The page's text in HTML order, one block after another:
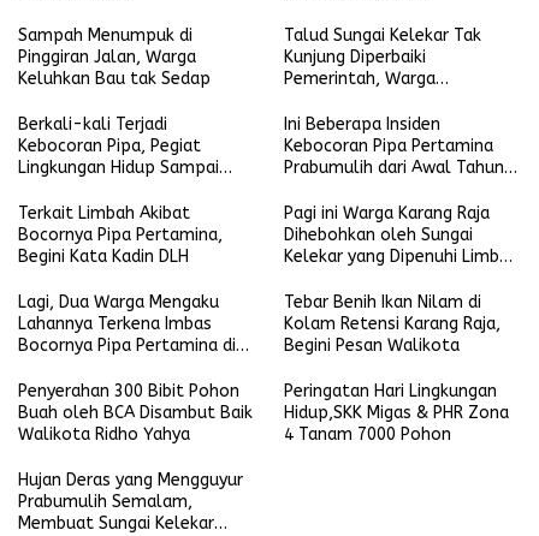
Sampah Menumpuk di
Pinggiran Jalan, Warga
Keluhkan Bau tak Sedap
Talud Sungai Kelekar Tak
Kunjung Diperbaiki
Pemerintah, Warga
Berkali-kali Terjadi
Kebocoran Pipa, Pegiat
Lingkungan Hidup Sampai
Kejadian ini
Ini Beberapa Insiden
Kebocoran Pipa Pertamina
Prabumulih dari Awal Tahun
Terkait Limbah Akibat
Bocornya Pipa Pertamina,
Begini Kata Kadin DLH
Pagi ini Warga Karang Raja
Dihebohkan oleh Sungai
Kelekar yang Dipenuhi Limbah
Lagi, Dua Warga Mengaku
Lahannya Terkena Imbas
Bocornya Pipa Pertamina di
Tebar Benih Ikan Nilam di
Kolam Retensi Karang Raja,
Begini Pesan Walikota
Penyerahan 300 Bibit Pohon
Buah oleh BCA Disambut Baik
Walikota Ridho Yahya
Peringatan Hari Lingkungan
Hidup,SKK Migas & PHR Zona
4 Tanam 7000 Pohon
Hujan Deras yang Mengguyur
Prabumulih Semalam,
Membuat Sungai Kelekar